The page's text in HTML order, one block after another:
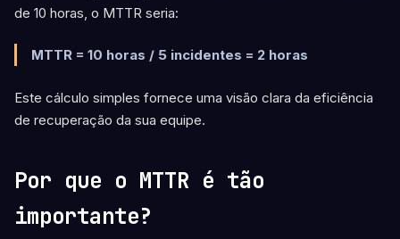
de 10 horas, o MTTR seria:
MTTR = 10 horas / 5 incidentes = 2 horas
Este cálculo simples fornece uma visão clara da eficiência
de recuperação da sua equipe.
Por que o MTTR é tão
importante?